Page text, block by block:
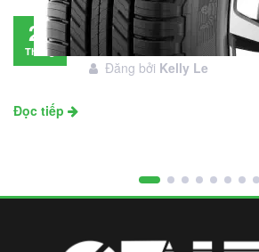
28
Tháng
Đánh giá lốp Michelin
đầu tư không?
Đăng bởi Kelly Le
Đọc tiếp